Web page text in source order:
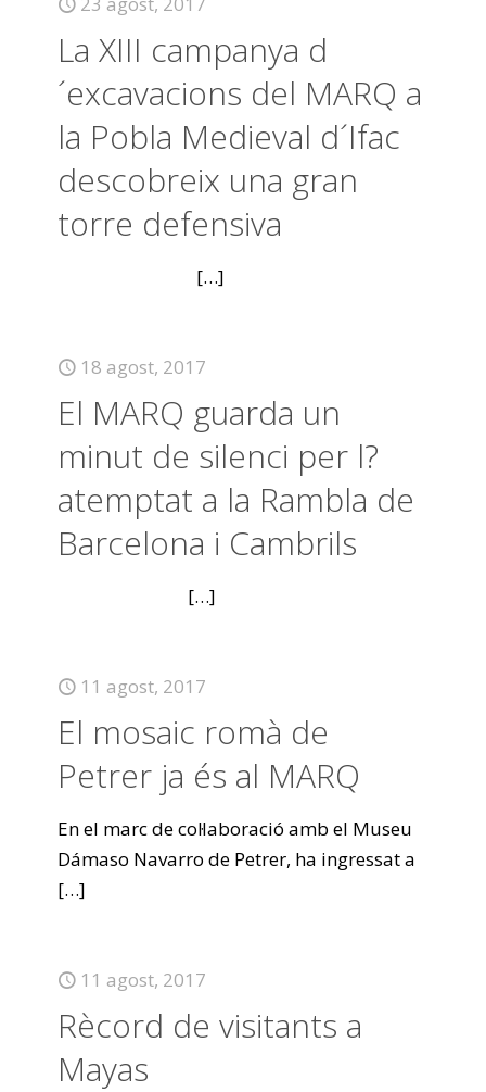
La XIII campanya d
´excavacions del MARQ a
la Pobla Medieval d´Ifac
descobreix una gran
torre defensiva
[…]
18 agost, 2017
El MARQ guarda un
minut de silenci per l?
atemptat a la Rambla de
Barcelona i Cambrils
[…]
11 agost, 2017
El mosaic romà de
Petrer ja és al MARQ
En el marc de col·laboració amb el Museu
Dámaso Navarro de Petrer, ha ingressat a
[…]
11 agost, 2017
Rècord de visitants a
Mayas